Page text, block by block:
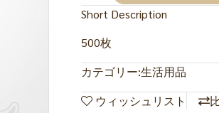
Short Description
500枚
カテゴリー:生活用品
ウィッシュリスト